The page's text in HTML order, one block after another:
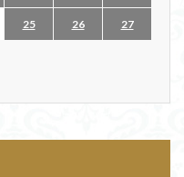
25 26 27